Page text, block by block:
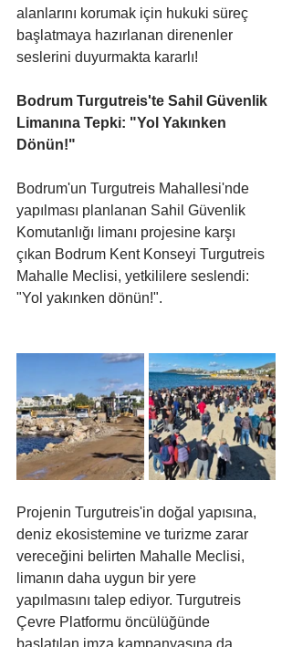
alanlarını korumak için hukuki süreç
başlatmaya hazırlanan direnenler
seslerini duyurmakta kararlı!
Bodrum Turgutreis'te Sahil Güvenlik
Limanına Tepki: "Yol Yakınken
Dönün!"
Bodrum'un Turgutreis Mahallesi'nde
yapılması planlanan Sahil Güvenlik
Komutanlığı limanı projesine karşı
çıkan Bodrum Kent Konseyi Turgutreis
Mahalle Meclisi, yetkililere seslendi:
"Yol yakınken dönün!".
Projenin Turgutreis'in doğal yapısına,
deniz ekosistemine ve turizme zarar
vereceğini belirten Mahalle Meclisi,
limanın daha uygun bir yere
yapılmasını talep ediyor. Turgutreis
Çevre Platformu öncülüğünde
başlatılan imza kampanyasına da